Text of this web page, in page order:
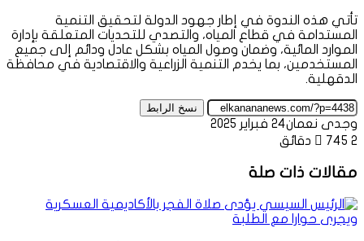
تأتي هذه الندوة في إطار جهود الدولة لتحقيق التنمية
المستدامة في قطاع المياه، والتصدي للتحديات المتعلقة بإدارة
الموارد المائية، وضمان وصول المياه بشكل عادل ودائم إلى جميع
المستخدمين، بما يخدم التنمية الزراعية والاقتصادية في محافظة
الدقهلية.
نسخ الرابط
وجدى نعمان24 فبراير 2025
745 2 دقائق
مقالات ذات صلة